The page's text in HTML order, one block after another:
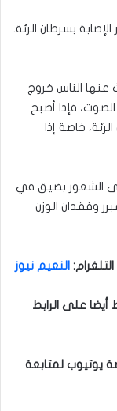
بسرطان الرئة.
عنها الناس خروج
فإذا أصبح
خاصة إذا
إلى الشعور بضيق في
المبرر وفقدان الوزن
: النعيم نيوز
على الرابط
يوتيوب لمتابعة